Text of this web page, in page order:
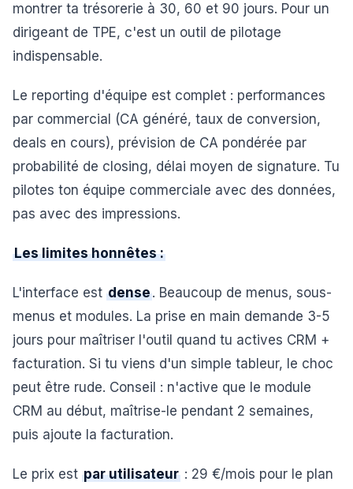
montrer ta trésorerie à 30, 60 et 90 jours. Pour un
dirigeant de TPE, c'est un outil de pilotage
indispensable.
Le reporting d'équipe est complet : performances
par commercial (CA généré, taux de conversion,
deals en cours), prévision de CA pondérée par
probabilité de closing, délai moyen de signature. Tu
pilotes ton équipe commerciale avec des données,
pas avec des impressions.
Les limites honnêtes :
L'interface est dense. Beaucoup de menus, sous-
menus et modules. La prise en main demande 3-5
jours pour maîtriser l'outil quand tu actives CRM +
facturation. Si tu viens d'un simple tableur, le choc
peut être rude. Conseil : n'active que le module
CRM au début, maîtrise-le pendant 2 semaines,
puis ajoute la facturation.
Le prix est par utilisateur : 29 €/mois pour le plan